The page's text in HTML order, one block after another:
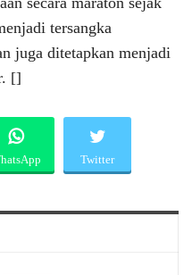
tersangka
juga ditetapkan menjadi
[]
Twitter